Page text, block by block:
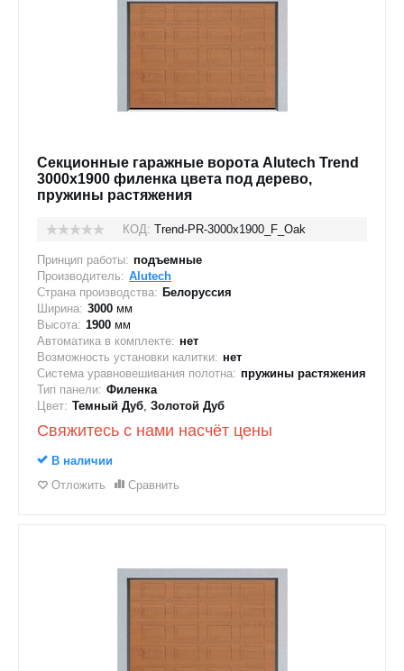
Секционные гаражные ворота Alutech Trend
3000x1900 филенка цвета под дерево,
пружины растяжения
КОД: Trend-PR-3000х1900_F_Oak
Принцип работы: подъемные
Производитель: Alutech
Страна производства: Белоруссия
Ширина: 3000 мм
Высота: 1900 мм
Автоматика в комплекте: нет
Возможность установки калитки: нет
Система уравновешивания полотна: пружины растяжения
Тип панели: Филенка
Цвет: Темный Дуб, Золотой Дуб
Свяжитесь с нами насчёт цены
В наличии
Отложить
Сравнить